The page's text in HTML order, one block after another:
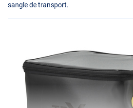
sangle de transport.